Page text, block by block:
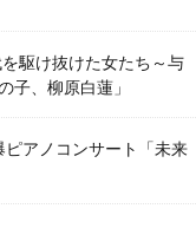
駆け抜けた女たち～与
子、柳原白蓮」
アノコンサート「未来